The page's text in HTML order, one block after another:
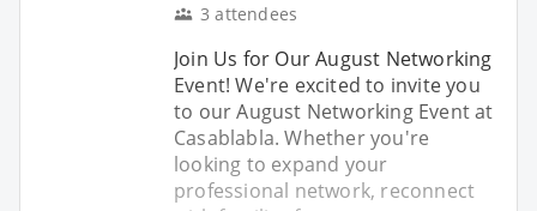
3 attendees
Join Us for Our August Networking
Event! We're excited to invite you
to our August Networking Event at
Casablabla. Whether you're
looking to expand your
professional network, reconnect